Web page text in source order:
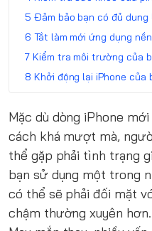
Đảm bảo bạn có đủ
Tắt làm mới ứng dụng nền
Kiểm tra môi trường của
Khởi động lại iPhone của
Mặc dù dòng iPhone
cách khá mượt mà,
thể gặp phải tình trạng
bạn sử dụng một trong
có thể sẽ phải đối mặt
chậm thường xuyên hơn.